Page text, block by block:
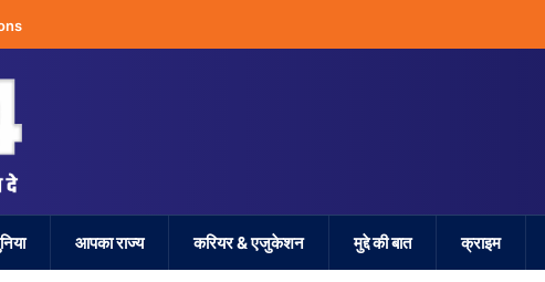
आपका राज्य करियर & एजुकेशन मुद्दे की बात क्राइम